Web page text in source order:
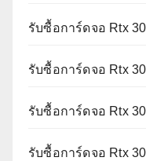
รับซื้อการ์ดจอ Rtx
รับซื้อการ์ดจอ Rtx
รับซื้อการ์ดจอ Rtx
รับซื้อการ์ดจอ Rtx